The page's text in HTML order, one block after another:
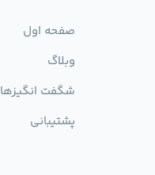
صفحه اول
وبلاگ
شگفت انگیزها
پشتیبانی